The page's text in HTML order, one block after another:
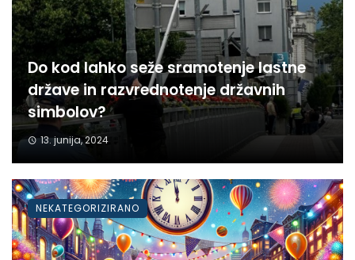
Do kod lahko seže sramotenje lastne
države in razvrednotenje državnih
simbolov?
13. junija, 2024
NEKATEGORIZIRANO